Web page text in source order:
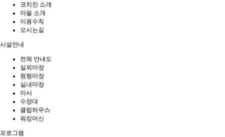
코치진 소개
마필 소개
이용수칙
오시는길
시설안내
전체 안내도
실외마장
원형마장
실내마장
마사
수장대
클럽하우스
워킹머신
프로그램